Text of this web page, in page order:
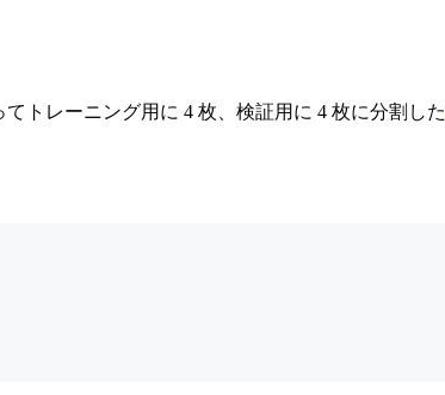
てトレーニング用に 4 枚、検証用に 4 枚に分割した